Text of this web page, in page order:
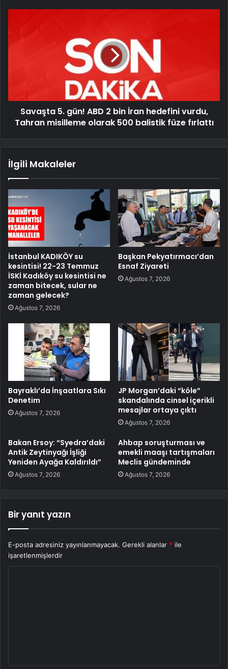
Savaşta 5. gün! ABD 2 bin İran hedefini vurdu,
Tahran misilleme olarak 500 balistik füze fırlattı
İlgili Makaleler
İstanbul KADIKÖY su
kesintisi! 22-23 Temmuz
İSKİ Kadıköy su kesintisi ne
zaman bitecek, sular ne
zaman gelecek?
Ağustos 7, 2026
Başkan Pekyatırmacı’dan
Esnaf Ziyareti
Ağustos 7, 2026
Bayraklı’da İnşaatlara Sıkı
Denetim
Ağustos 7, 2026
JP Morgan’daki “köle”
skandalında cinsel içerikli
mesajlar ortaya çıktı
Ağustos 7, 2026
Bakan Ersoy: “Syedra’daki
Antik Zeytinyağı İşliği
Yeniden Ayağa Kaldırıldı”
Ağustos 7, 2026
Ahbap soruşturması ve
emekli maaşı tartışmaları
Meclis gündeminde
Ağustos 7, 2026
Bir yanıt yazın
E-posta adresiniz yayınlanmayacak. Gerekli alanlar * ile
işaretlenmişlerdir